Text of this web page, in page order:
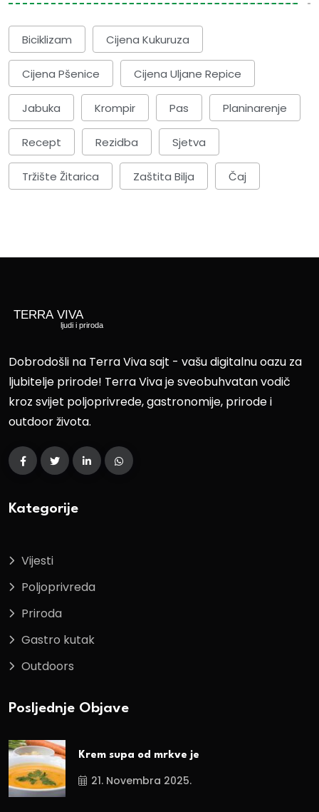
Biciklizam Cijena Kukuruza
Cijena Pšenice Cijena Uljane Repice
Jabuka Krompir Pas Planinarenje
Recept Rezidba Sjetva
Tržište Žitarica Zaštita Bilja Čaj
Dobrodošli na Terra Viva sajt - vašu digitalnu oazu za
ljubitelje prirode! Terra Viva je sveobuhvatan vodič
kroz svijet poljoprivrede, gastronomije, prirode i
outdoor života.
Kategorije
Vijesti
Poljoprivreda
Priroda
Gastro kutak
Outdoors
Posljednje Objave
Krem supa od mrkve je
21. Novembra 2025.